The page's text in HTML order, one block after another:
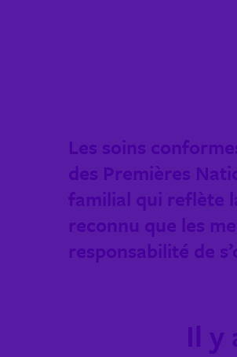
Les soins
des Premières
familial qui reflète
reconnu que les
responsabilité de
Il y